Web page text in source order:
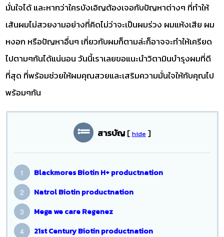
มั่นใจได้ และหากว่าใครบังเอิญต้องเจอกับปัญหาต่างๆ ที่ทำให้
เส้นผมไม่สวยงามอย่างที่คิดไม่ว่าจะเป็นผมร่วง ผมแห้งเสีย ผม
หงอก หรือปัญหาอื่นๆ เกี่ยวกับผมก็ตามล่ะก็อาจจะทำให้เครียด
ไปตามๆกันได้แน่นอน วันนี้เราเลยขอแนะนำวิตามินบำรุงผมที่ดี
ที่สุด ที่พร้อมช่วยให้ผมคุณสวยและเสริมความมั่นใจให้กับคุณไป
พร้อมๆกัน
สารบัญ [ hide ]
Blackmores Biotin H+ productnation
Natrol Biotin productnation
Mega we care Regenez
21st Century Biotin productnation